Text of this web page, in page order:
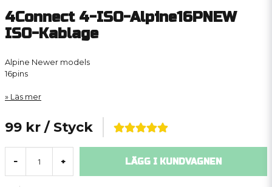
4Connect 4-ISO-Alpine16PNEW
ISO-Kablage
Alpine Newer models
16pins
Läs mer
99 kr / Styck
- + LÄGG I KUNDVAGNEN